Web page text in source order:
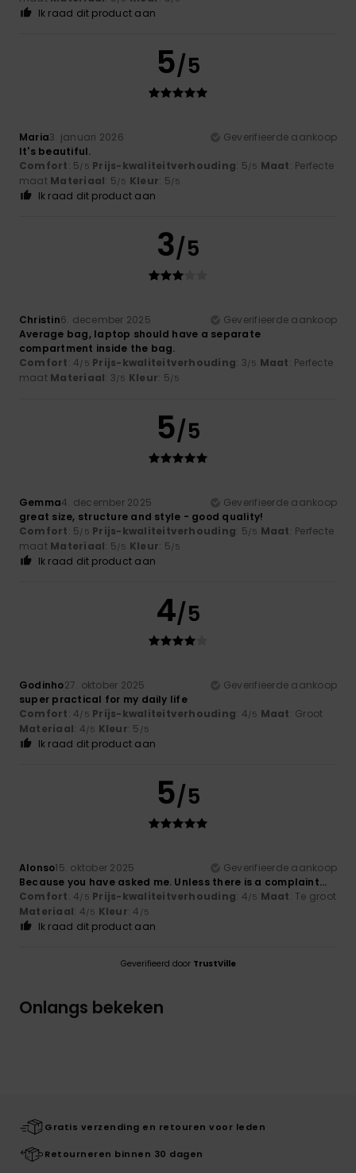
Ik raad dit product aan
5/5
Maria3. januari 2026
Geverifieerde aankoop
It's beautiful.
Comfort: 5/5 Prijs-kwaliteitverhouding: 5/5 Maat: Perfecte
maat Materiaal: 5/5 Kleur: 5/5
Ik raad dit product aan
3/5
Christin6. december 2025
Geverifieerde aankoop
Average bag, laptop should have a separate
compartment inside the bag.
Comfort: 4/5 Prijs-kwaliteitverhouding: 3/5 Maat: Perfecte
maat Materiaal: 3/5 Kleur: 5/5
5/5
Gemma4. december 2025
Geverifieerde aankoop
great size, structure and style - good quality!
Comfort: 5/5 Prijs-kwaliteitverhouding: 5/5 Maat: Perfecte
maat Materiaal: 5/5 Kleur: 5/5
Ik raad dit product aan
4/5
Godinho27. oktober 2025
Geverifieerde aankoop
super practical for my daily life
Comfort: 4/5 Prijs-kwaliteitverhouding: 4/5 Maat: Groot
Materiaal: 4/5 Kleur: 5 /5
Ik raad dit product aan
5/5
Alonso15. oktober 2025
Geverifieerde aankoop
Because you have asked me. Unless there is a complaint...
Comfort: 4/5 Prijs-kwaliteitverhouding: 4/5 Maat: Te groot
Materiaal: 4/5 Kleur: 4 /5
Ik raad dit product aan
Geverifieerd door TrustVille
Onlangs bekeken
Gratis verzending en retouren voor leden
Retourneren binnen 30 dagen